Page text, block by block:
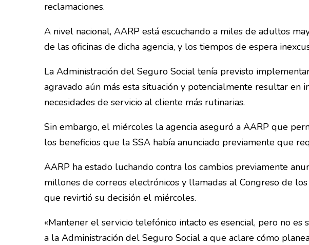
reclamaciones.
A nivel nacional, AARP está escuchando a miles de adultos
de las oficinas de dicha agencia, y los tiempos de espera
La Administración del Seguro Social tenía previsto
agravado aún más esta situación y potencialmente resultar
necesidades de servicio al cliente más rutinarias.
Sin embargo, el miércoles la agencia aseguró a AARP que
los beneficios que la SSA había anunciado previamente que
AARP ha estado luchando contra los cambios previamente
millones de correos electrónicos y llamadas al Congreso de
que revirtió su decisión el miércoles.
«Mantener el servicio telefónico intacto es esencial, pero no
a la Administración del Seguro Social a que aclare cómo